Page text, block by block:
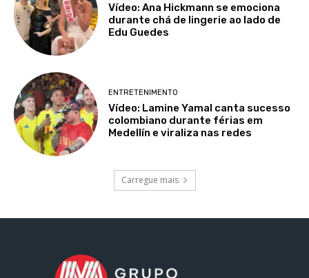
Vídeo: Ana Hickmann se emociona
durante chá de lingerie ao lado de
Edu Guedes
ENTRETENIMENTO
Vídeo: Lamine Yamal canta sucesso
colombiano durante férias em
Medellín e viraliza nas redes
Carregue mais